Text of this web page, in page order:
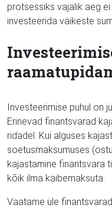
protsessiks vajalik aeg
investeerida väikeste
Investeerimise puhul on
Erinevad finantsvarad
ridadel. Kui alguses
soetusmaksumuses
kajastamine finantsvara
kõik ilma käibemaksuta.
Vaatame üle